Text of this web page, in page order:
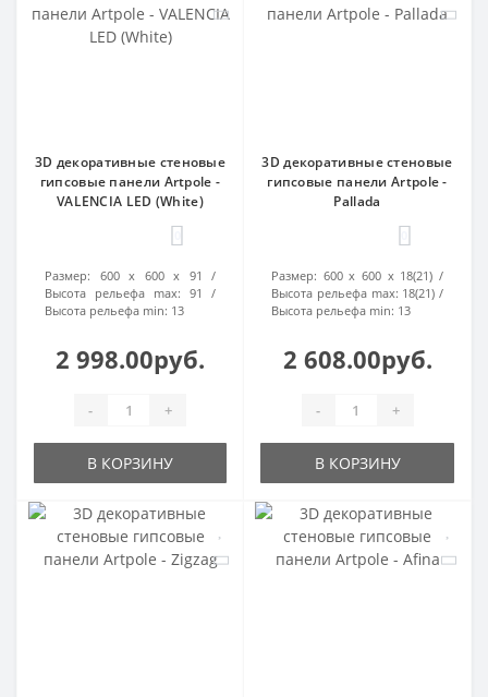
3D декоративные стеновые
гипсовые панели Artpole -
VALENCIA LED (White)
Размер:
600 х 600 х 91
Высота рельефа max: 91
Высота рельефа min: 13
2 998.00руб.
- +
В КОРЗИНУ
3D декоративные стеновые
гипсовые панели Artpole -
Pallada
Размер: 600 х 600 х 18(21)
Высота рельефа max: 18(21)
Высота рельефа min: 13
2 608.00руб.
- +
В КОРЗИНУ